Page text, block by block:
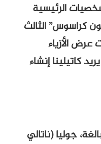
الرئيسية
كراسوس” الثالث
عرض الأزياء
كاتيلينا إنشاء
جوليا (ناتالي